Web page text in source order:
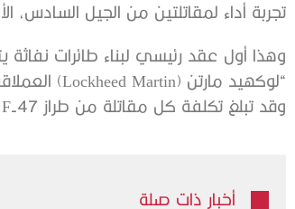
تجربة أداء لمقاتلتين من الجيل السادس،
وقد تبلغ تكلفة كل مقاتلة من طراز F-47 مئات الملايين من الدولارات.
أخبار ذات صلة